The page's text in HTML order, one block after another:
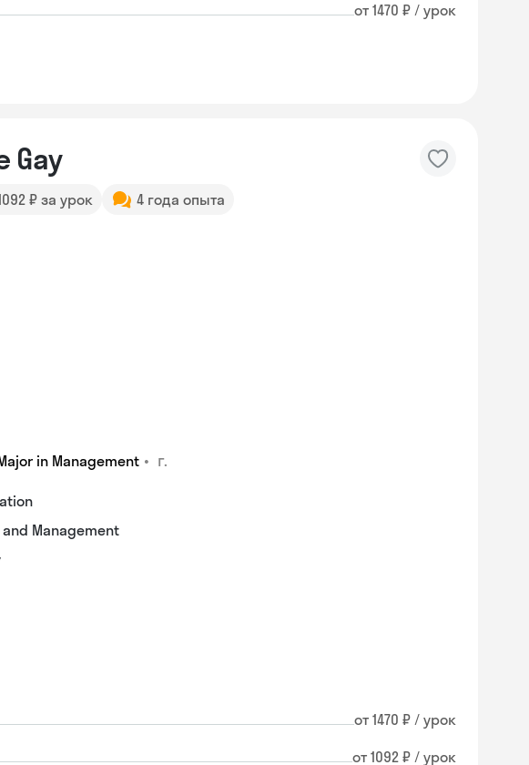
от 1470 ₽ / урок
Gay
₽ за урок 4 года опыта
in Management • г.
Management
от 1470 ₽ / урок
от 1092 ₽ / урок